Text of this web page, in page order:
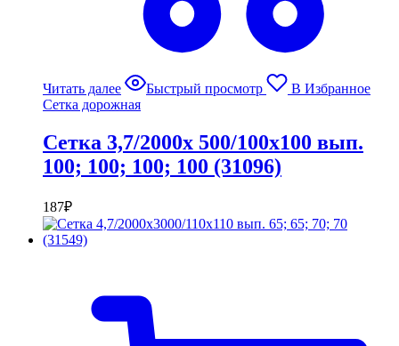
Читать далее Быстрый просмотр
В Избранное
Сетка дорожная
Сетка 3,7/2000х 500/100х100 вып.
100; 100; 100; 100 (31096)
187₽